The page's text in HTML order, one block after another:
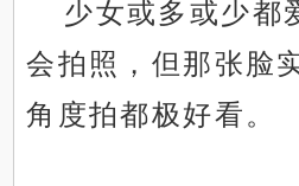
少女或多或少都
会拍照，但那张脸
角度拍都极好看。